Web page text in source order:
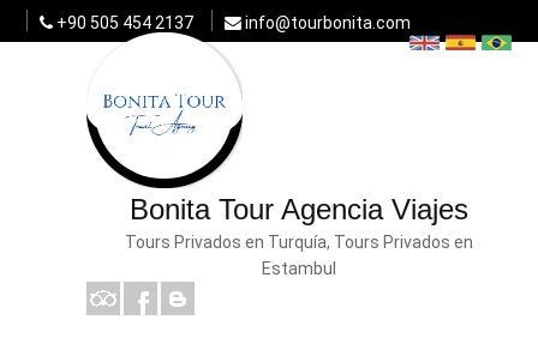
+90 505 454 2137 info@tourbonita.com
Bonita Tour Agencia Viajes
Tours Privados en Turquía, Tours Privados en
Estambul